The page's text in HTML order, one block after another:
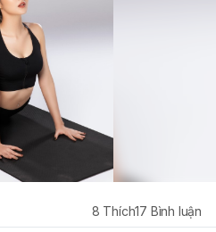
8 Thích17 Bình luận